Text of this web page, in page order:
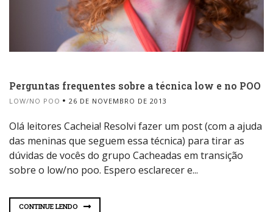
Perguntas frequentes sobre a técnica low e no POO
LOW/NO POO 26 DE NOVEMBRO DE 2013
Olá leitores Cacheia! Resolvi fazer um post (com a ajuda
das meninas que seguem essa técnica) para tirar as
dúvidas de vocês do grupo Cacheadas em transição
sobre o low/no poo. Espero esclarecer e...
CONTINUE LENDO